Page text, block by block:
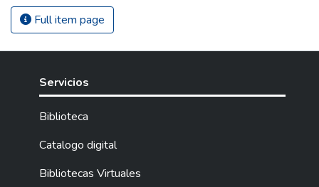
Full item page
Servicios
Biblioteca
Catalogo digital
Bibliotecas Virtuales